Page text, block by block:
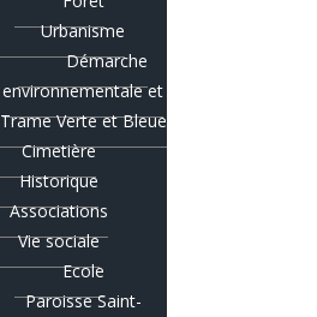
Urbanisme
Démarche
environnementale et
Trame Verte et Bleue
Cimetière
Historique
Associations
Vie sociale
Ecole
Paroisse Saint-